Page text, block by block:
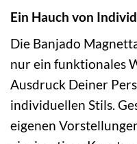
Ein Hauch von
Die Banjado
nur ein funktionales
Ausdruck Deiner
individuellen Stils.
eigenen